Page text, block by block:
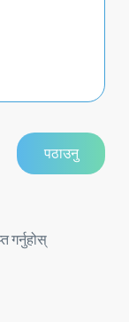
गर्नुहोस्